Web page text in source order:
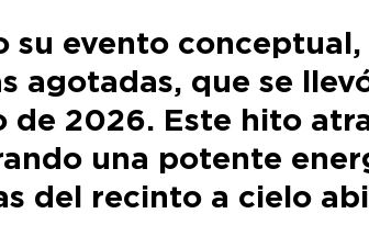
su evento conceptual,
agotadas, que se
de 2026. Este hito
una potente
del recinto a cielo